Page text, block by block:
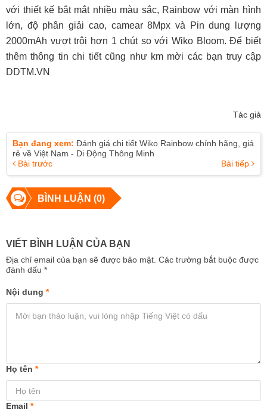
với thiết kế bắt mắt nhiều màu sắc, Rainbow với màn hình
lớn, độ phân giải cao, camear 8Mpx và Pin dung lượng
2000mAh vượt trội hơn 1 chút so với Wiko Bloom. Để biết
thêm thông tin chi tiết cũng như km mời các bạn truy cập
DDTM.VN
Tác giả
Bạn đang xem: Đánh giá chi tiết Wiko Rainbow chính hãng, giá
rẻ về Việt Nam - Di Động Thông Minh
Bài trước
Bài tiếp
BÌNH LUẬN (0)
VIẾT BÌNH LUẬN CỦA BẠN
Địa chỉ email của bạn sẽ được bảo mật. Các trường bắt buộc được
đánh dấu *
Nội dung *
Họ tên *
Email *